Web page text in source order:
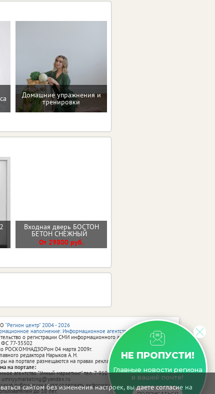
сайтом без изменения настроек, вы даете согласие на
Домашние упражнения и
тренировки
Входная дверь БОСТОН
БЕТОН СНЕЖНЫЙ
От 29800 руб.
НЕ ПРОПУСТИ!
Главные новости региона
в вашей почте!
"Регион центр" 2004 - 2026
наполнение: Информационное агентство vRossii.ru
о регистрации СМИ информационного агентства vRossii.ru
77‑35502
РОСКОМНАДЗОРом 04 марта 2009г.
редактора Нарыков А. Н.
на портале размещаются на правах рекламы.
на портале:
агентство "Умный маркетинг" тел. 7-910-267-70-40,
umnyy.marketing@yandex.ru
публикации могут содержать информацию, не предназначенную
до 18 лет.